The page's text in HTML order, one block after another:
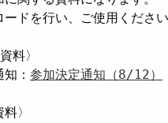
ドを行い、ご使用ください
料〉
： 参加決定通知（8/12）
〉